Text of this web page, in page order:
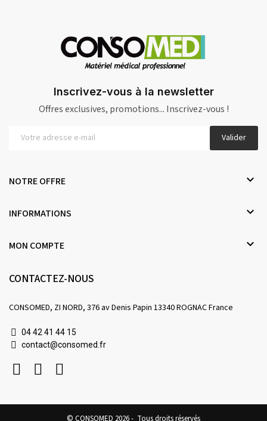
Inscrivez-vous à la newsletter
Offres exclusives, promotions... Inscrivez-vous !
Valider
NOTRE OFFRE 
INFORMATIONS 
MON COMPTE 
CONTACTEZ-NOUS
CONSOMED, ZI NORD, 376 av Denis Papin 13340 ROGNAC France
04 42 41 44 15
contact@consomed.fr
© CONSOMED 2026 - Tous droits réservés